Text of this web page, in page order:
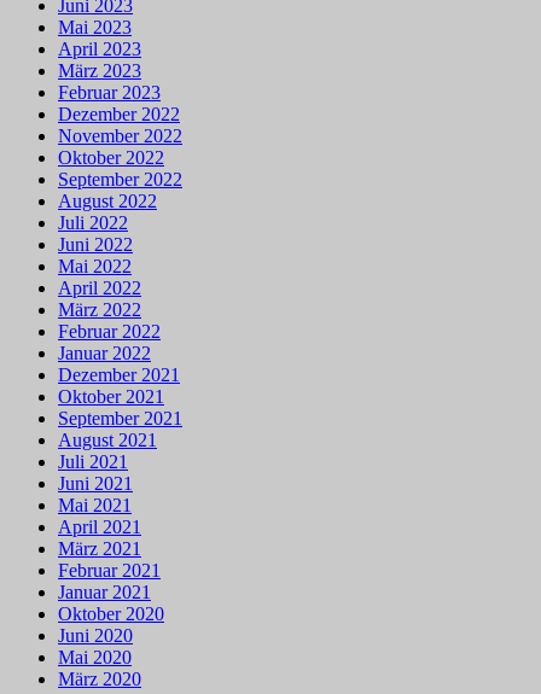
Juni 2023
Mai 2023
April 2023
März 2023
Februar 2023
Dezember 2022
November 2022
Oktober 2022
September 2022
August 2022
Juli 2022
Juni 2022
Mai 2022
April 2022
März 2022
Februar 2022
Januar 2022
Dezember 2021
Oktober 2021
September 2021
August 2021
Juli 2021
Juni 2021
Mai 2021
April 2021
März 2021
Februar 2021
Januar 2021
Oktober 2020
Juni 2020
Mai 2020
März 2020